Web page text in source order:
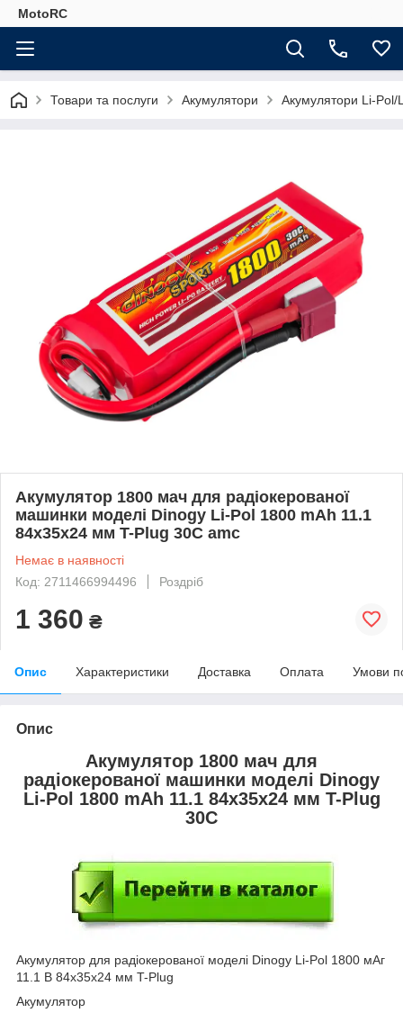
MotoRC
Товари та послуги Акумулятори Акумулятори Li-Pol/
Акумулятор 1800 мач для радіокерованої
машинки моделі Dinogy Li-Pol 1800 mAh 11.1
84x35x24 мм T-Plug 30C amc
Немає в наявності
Код: 2711466994496
Роздріб
1 360 ₴
Опис Характеристики Доставка Оплата Умови
Опис
Акумулятор 1800 мач для
радіокерованої машинки моделі Dinogy
Li-Pol 1800 mAh 11.1 84x35x24 мм T-Plug
30C
Акумулятор для радіокерованої моделі Dinogy Li-Pol 1800 мАг
11.1 В 84x35x24 мм T-Plug
Акумулятор